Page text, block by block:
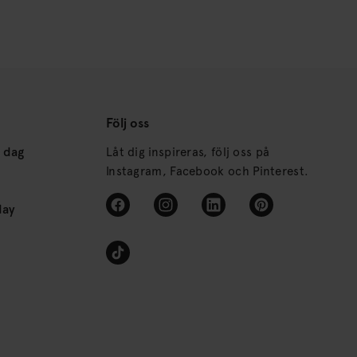
Följ oss
Låt dig inspireras, följ oss på
Instagram, Facebook och Pinterest.